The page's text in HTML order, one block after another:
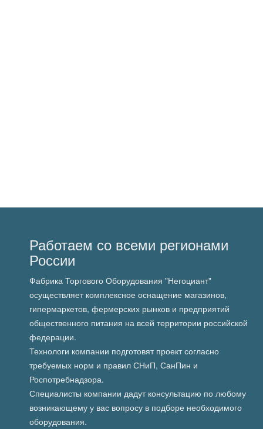
Работаем со всеми регионами
России
Фабрика Торгового Оборудования "Негоциант"
осуществляет комплексное оснащение магазинов,
гипермаркетов, фермерских рынков и предприятий
общественного питания на всей территории российской
федерации.
Технологи компании подготовят проект согласно
требуемых норм и правил СНиП, СанПин и
Роспотребнадзора.
Специалисты компании дадут консультацию по любому
возникающему у вас вопросу в подборе необходимого
оборудования.